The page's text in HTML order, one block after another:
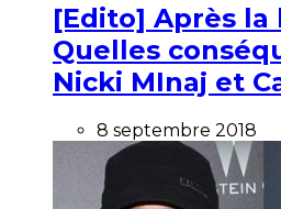
[Edito] Après la
Quelles
Nicki MInaj et
8 septembre 2018